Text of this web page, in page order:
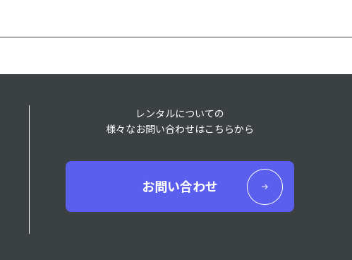
レンタルについての
様々なお問い合わせはこちらから
お問い合わせ